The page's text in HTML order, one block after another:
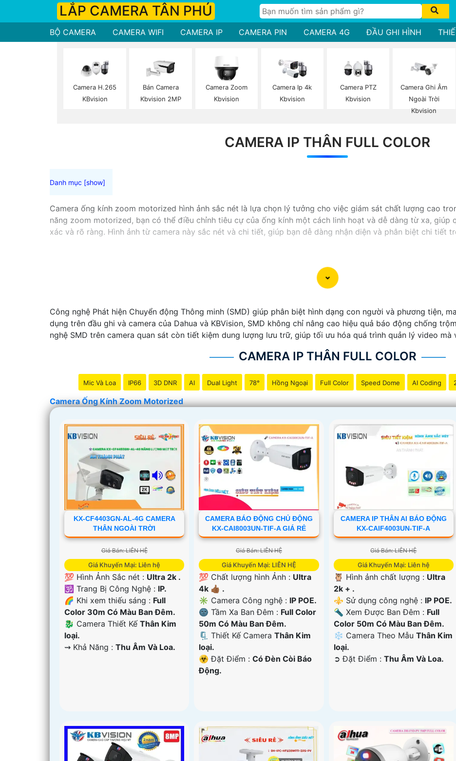
LẮP CAMERA TÂN PHÚ
BỘ CAMERA CAMERA WIFI CAMERA IP CAMERA PIN CAMERA 4G ĐẦU GHI HÌNH
Camera H.265
KBvision
Bán Camera
Kbvision 2MP
Camera Zoom
Kbvision
Camera Ip 4k
Kbvision
Camera PTZ
Kbvision
Camera Ghi Âm
Ngoài Trời
Kbvision
CAMERA IP THÂN FULL COLOR
Camera ống kính zoom motorized hình ảnh sắc nét là lựa chọn lý tưởng cho việc giám sát chất lượng cao
năng zoom motorized, bạn có thể điều chỉnh tiêu cự của ống kính một cách linh hoạt và dễ dàng từ xa, giúp
xác và rõ ràng. Hình ảnh từ camera này sắc nét và chi tiết, giúp bạn dễ dàng nhận diện và phân biệt chi tiết
Công nghệ Phát hiện Chuyển động Thông minh (SMD) giúp phân biệt hình dạng con người và phương tiện,
dụng trên đầu ghi và camera của Dahua và KBVision, SMD không chỉ nâng cao hiệu quả báo động chống
nghệ SMD trên camera quan sát còn tiết kiệm dung lượng lưu trữ, giúp tối ưu hóa quá trình quản lý video mà
CAMERA IP THÂN FULL COLOR
Mic Và Loa IP66 3D DNR AI Dual Light 78° Hồng Ngoại Full Color Speed Dome AI Coding
Camera Ống Kính Zoom Motorized
KX-CF4403GN-AL-4G CAMERA
THÂN NGOÀI TRỜI
Giá Bán: LIÊN HỆ
Giá Khuyến Mại: Liên hệ
💯 Hình Ảnh Sắc nét : Ultra 2k .
🕉️ Trang Bị Công Nghệ : IP.
🌈 Khi xem thiếu sáng : Full
Color 30m Có Màu Ban Ðêm.
🐉️ Camera Thiết Kế Thân Kim
loại.
️⇝ Khả Năng : Thu Âm Và Loa.
CAMERA BÁO ĐỘNG CHỦ ĐỘNG
KX-CAI8003UN-TIF-A GIÁ RẺ
Giá Bán: LIÊN HỆ
Giá Khuyến Mại: LIÊN HỆ
💯 Chất lượng hình Ảnh : Ultra
4k 👍🏾 .
✳️ Camera Công nghệ : IP POE.
🌚 Tầm Xa Ban Đêm : Full Color
50m Có Màu Ban Ðêm.
🗜️ Thiết Kế CameraThân Kim
loại.
️☣️ Đặt Điểm :Có Ðèn Còi Báo
Động.
CAMERA IP THÂN AI BÁO ĐỘNG
KX-CAIF4003UN-TIF-A
Giá Bán: LIÊN HỆ
Giá Khuyến Mại: Liên hệ
🦉 Hình ảnh chất lượng : Ultra
2k + .
⚜️ Sử dụng công nghệ : IP POE.
🔦 Xem Được Ban Đêm : Full
Color 50m Có Màu Ban Ðêm.
❄ Camera Theo Mẫu Thân Kim
loại.
️➲ Đặt Điểm : Thu Âm Và Loa.